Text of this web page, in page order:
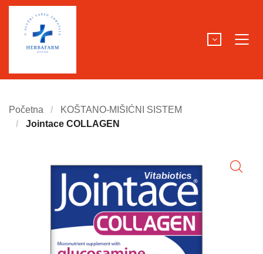
Početna
KOŠTANO-MIŠIĆNI SISTEM
Jointace COLLAGEN